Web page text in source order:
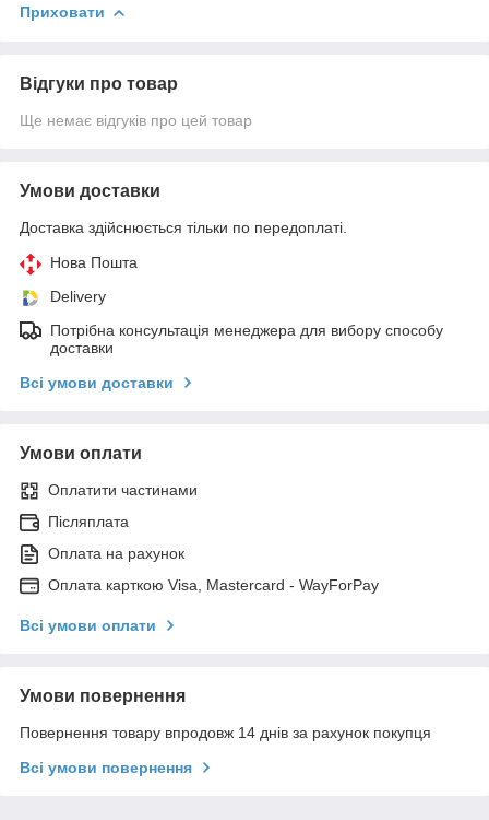
Приховати
Відгуки про товар
Ще немає відгуків про цей товар
Умови доставки
Доставка здійснюється тільки по передоплаті.
Нова Пошта
Delivery
Потрібна консультація менеджера для вибору способу
доставки
Всі умови доставки
Умови оплати
Оплатити частинами
Післяплата
Оплата на рахунок
Оплата карткою Visa, Mastercard - WayForPay
Всі умови оплати
Умови повернення
Повернення товару впродовж 14 днів за рахунок покупця
Всі умови повернення